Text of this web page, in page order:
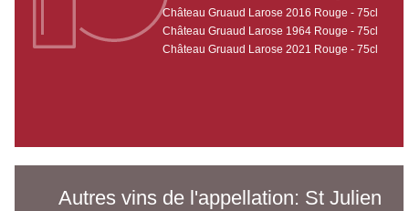
Château Gruaud Larose 2016 Rouge - 75cl
Château Gruaud Larose 1964 Rouge - 75cl
Château Gruaud Larose 2021 Rouge - 75cl
Autres vins de l'appellation: St Julien